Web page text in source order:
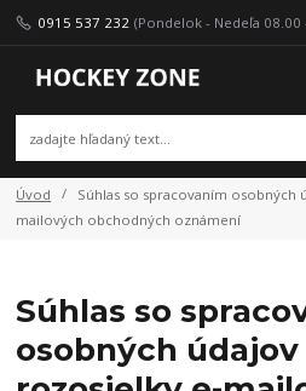
0915 537 232 (Pondelok - Nedeľa 08.00
Úvod
Súhlas so spracovaním osobných
mailových obchodných oznámení
Súhlas so
osobných